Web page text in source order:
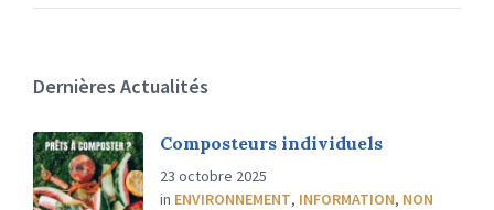
Dernières Actualités
Composteurs individuels
23 octobre 2025
in ENVIRONNEMENT, INFORMATION, NON